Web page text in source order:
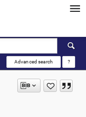
Advanced search ?